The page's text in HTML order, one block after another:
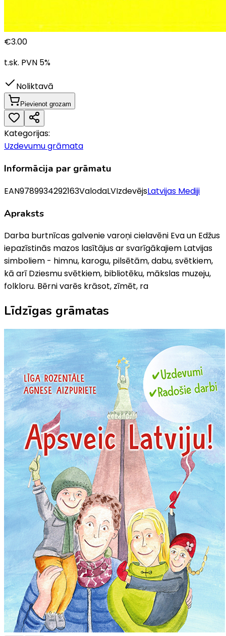
€3.00
t.sk. PVN 5%
Noliktavā
Pievienot grozam
Kategorijas:
Uzdevumu grāmata
Informācija par grāmatu
EAN9789934292163ValodaLVIzdevējsLatvijas Mediji
Apraksts
Darba burtnīcas galvenie varoņi cielavēni Eva un Edžus
iepazīstinās mazos lasītājus ar svarīgākajiem Latvijas
simboliem - himnu, karogu, pilsētām, dabu, svētkiem,
kā arī Dziesmu svētkiem, bibliotēku, mākslas muzeju,
folkloru. Bērni varēs krāsot, zīmēt, ra
Līdzīgas grāmatas